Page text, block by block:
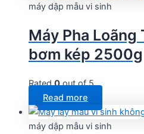
máy dập mẫu vi sinh
Máy Pha Loãng
bơm kép 2500g
Rated0out of 5
Read more
máy dập mẫu vi sinh